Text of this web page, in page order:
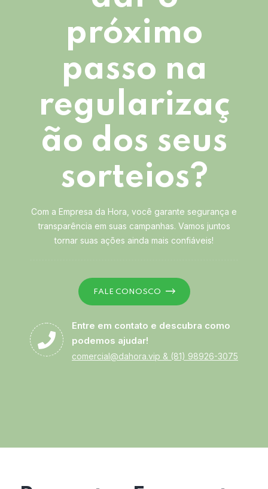
próximo
passo na
regularizaç
ão dos seus
sorteios?
Com a Empresa da Hora, você garante segurança e
transparência em suas campanhas. Vamos juntos
tornar suas ações ainda mais confiáveis!
FALE CONOSCO
Entre em contato e descubra como
podemos ajudar!
comercial@dahora.vip & (81) 98926-3075